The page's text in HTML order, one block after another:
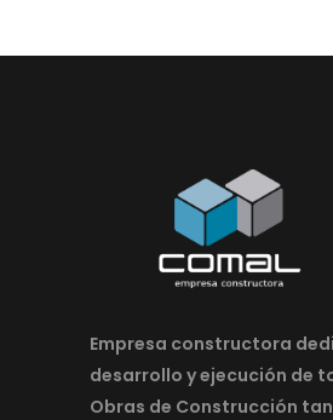
Empresa constructora
desarrollo y ejecución de
Obras de Construcción